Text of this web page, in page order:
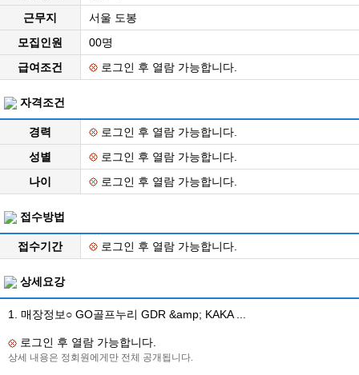
근무지
서울 도봉
모집인원
00명
급여조건
로그인 후 열람 가능합니다.
자격조건
경력
로그인 후 열람 가능합니다.
성별
로그인 후 열람 가능합니다.
나이
로그인 후 열람 가능합니다.
접수방법
접수기간 로그인 후 열람 가능합니다.
상세요강
1. 매장정보○ GO골프누리 GDR &amp; KAKA ...
로그인 후 열람 가능합니다.
상세 내용은 정회원에게만 전체 공개됩니다.